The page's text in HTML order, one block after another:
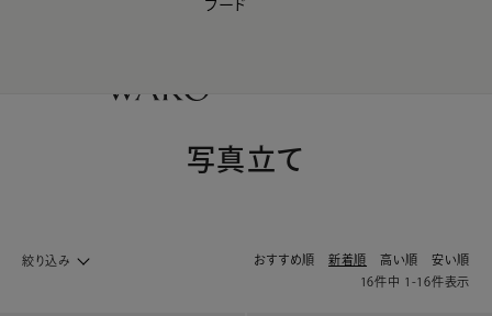
【会員様限定】夏のプレゼントキャンペーン開催中
フード
写真立て
おすすめ順 新着順 高い順
安い順
16件中 1 -16件表示
絞り込み